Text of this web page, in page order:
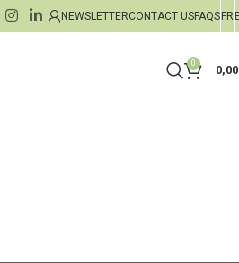
NEWSLETTERCONTACT USFAQSFR
0